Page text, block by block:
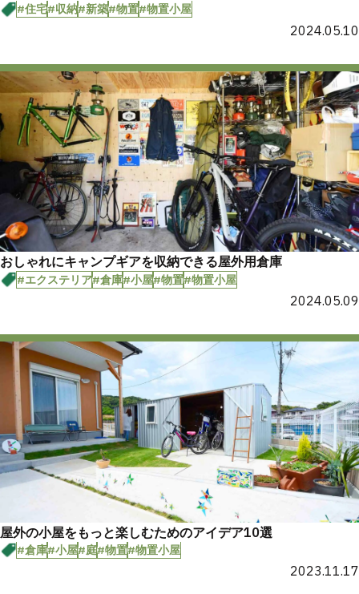
#住宅#収納#新築#物置#物置小屋
2024.05.10
おしゃれにキャンプギアを収納できる屋外用倉庫
#エクステリア#倉庫#小屋#物置#物置小屋
2024.05.09
屋外の小屋をもっと楽しむためのアイデア10選
#倉庫#小屋#庭#物置#物置小屋
2023.11.17